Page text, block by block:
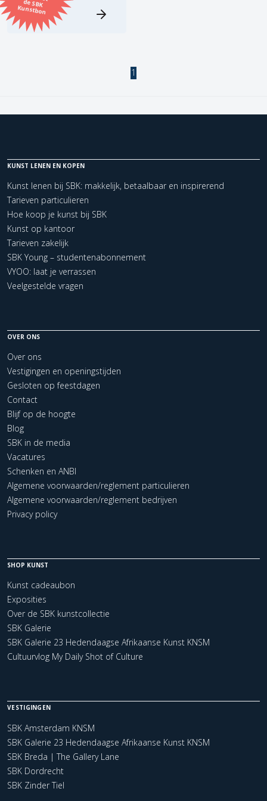
Kunstbon
Kunstenaar
Zoeken
Kerncollectie
1 items. Pagina: 1
1
KUNST LENEN EN KOPEN
Kunst lenen bij SBK: makkelijk, betaalbaar en inspirerend
Tarieven particulieren
Hoe koop je kunst bij SBK
Kunst op kantoor
Tarieven zakelijk
SBK Young – studentenabonnement
VYOO: laat je verrassen
Veelgestelde vragen
OVER ONS
Over ons
Vestigingen en openingstijden
Gesloten op feestdagen
Contact
Blijf op de hoogte
Blog
SBK in de media
Vacatures
Schenken en ANBI
Algemene voorwaarden/reglement particulieren
Algemene voorwaarden/reglement bedrijven
Privacy policy
SHOP KUNST
Kunst cadeaubon
Exposities
Over de SBK kunstcollectie
SBK Galerie
SBK Galerie 23 Hedendaagse Afrikaanse Kunst KNSM
Cultuurvlog My Daily Shot of Culture
VESTIGINGEN
SBK Amsterdam KNSM
SBK Galerie 23 Hedendaagse Afrikaanse Kunst KNSM
SBK Breda | The Gallery Lane
SBK Dordrecht
SBK Zinder Tiel